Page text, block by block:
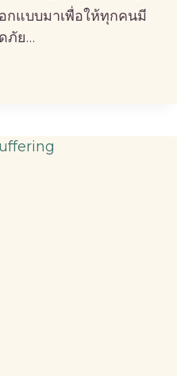
กแบบมาเพื่อให้ทุกคนมี
ภัย…